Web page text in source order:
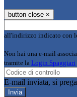
button close ×
all'indirizzo indicato con
Non hai una e-mail
tramite la Login Spaggiari
E-mail inviata, si